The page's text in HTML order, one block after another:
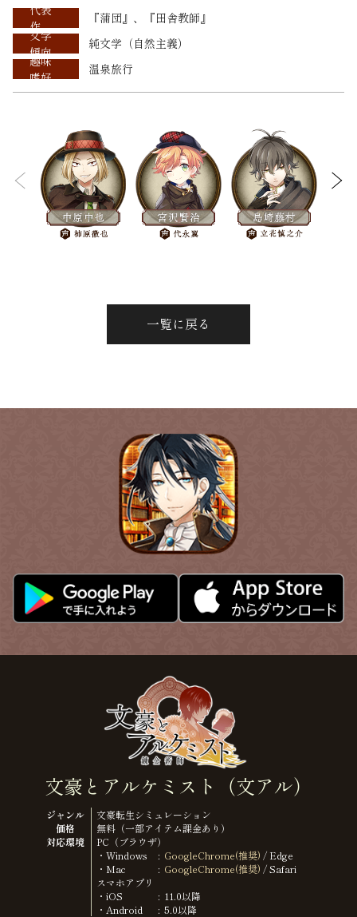
代表
作
『蒲団』、『田舎教師』
文学
傾向
純文学（自然主義）
趣味
嗜好
温泉旅行
一覧に戻る
文豪とアルケミスト（文アル）
ジャンル
文豪転生シミュレーション
価格
無料（一部アイテム課金あり）
対応環境
PC（ブラウザ）
・Windows
GoogleChrome(推奨) / Edge
・Mac
GoogleChrome(推奨) / Safari
スマホアプリ
・iOS
11.0以降
・Android
5.0以降